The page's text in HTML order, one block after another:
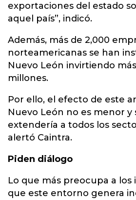
exportaciones del estado
aquel país”, indicó.
Además, más de 2,000
norteamericanas se han
Nuevo León invirtiendo
millones.
Por ello, el efecto de este
Nuevo León no es menor y
extendería a todos los
alertó Caintra.
Piden diálogo
Lo que más preocupa a los
que este entorno genera